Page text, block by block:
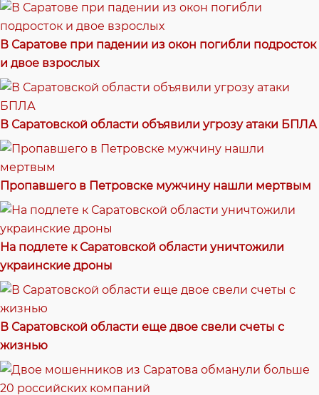
В Саратове при падении из окон погибли подросток
и двое взрослых
В Саратовской области объявили угрозу атаки БПЛА
Пропавшего в Петровске мужчину нашли мертвым
На подлете к Саратовской области уничтожили
украинские дроны
В Саратовской области еще двое свели счеты с
жизнью